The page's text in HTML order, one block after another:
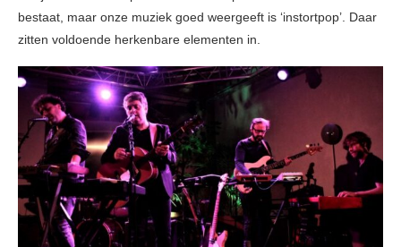
bestaat, maar onze muziek goed weergeeft is ‘instortpop’. Daar
zitten voldoende herkenbare elementen in.